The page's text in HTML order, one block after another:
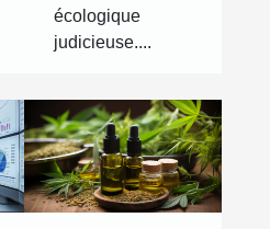
écologique
judicieuse....